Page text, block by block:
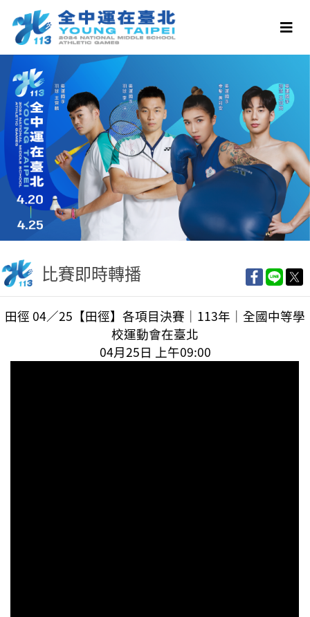
比賽即時轉播
田徑 04／25【田徑】各項目決賽｜113年｜全國中等學
校運動會在臺北
04月25日 上午09:00